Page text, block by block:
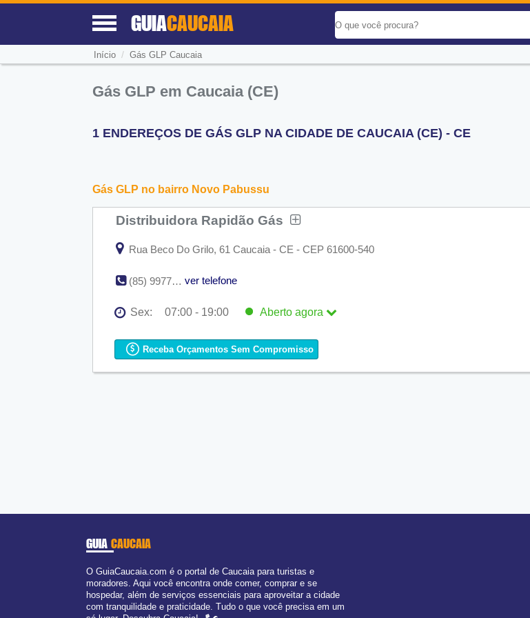
GUIACAUCAIA
Início / Gás GLP Caucaia
Gás GLP em Caucaia (CE)
1 ENDEREÇOS DE GÁS GLP NA CIDADE DE CAUCAIA (CE) - CE
Gás GLP no bairro Novo Pabussu
Distribuidora Rapidão Gás
Rua Beco Do Grilo, 61 Caucaia - CE - CEP 61600-540
(85) 99778-0917 ver telefone
Sex: 07:00 - 19:00 Aberto agora
Ter:
07:00 - 19:00
Qua:
07:00 - 19:00
Qui:
07:00 - 19:00
Receba Orçamentos Sem Compromisso
GUIACAUCAIA
O GuiaCaucaia.com é o portal de Caucaia para turistas e
moradores. Aqui você encontra onde comer, comprar e se
hospedar, além de serviços essenciais para aproveitar a cidade
com tranquilidade e praticidade. Tudo o que você precisa em um